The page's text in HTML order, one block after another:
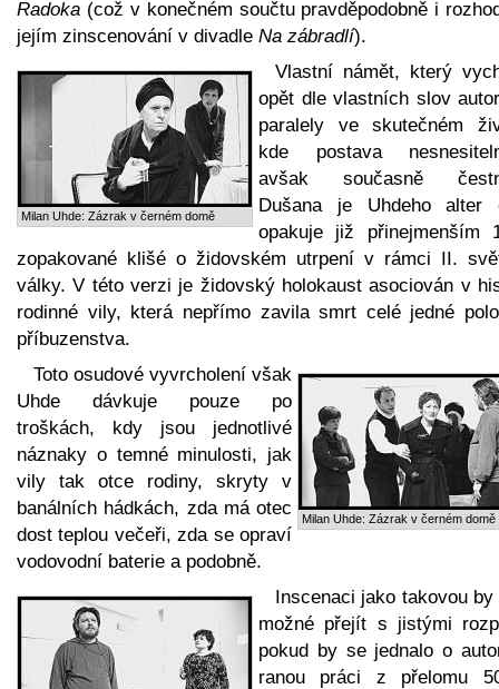
Radoka (což v konečném součtu pravděpodobně i
jejím zinscenování v divadle Na zábradlí).
Milan Uhde: Zázrak v černém domě
Vlastní námět, který
opět dle vlastních slov
paralely ve skutečném
kde postava
avšak současně
Dušana je Uhdeho alter
opakuje již přinejmenším
zopakované klišé o židovském utrpení v rámci II.
války. V této verzi je židovský holokaust asociován v
rodinné vily, která nepřímo zavila smrt celé jedné
příbuzenstva.
Milan Uhde: Zázrak v černém domě
Toto osudové vyvrcholení však
Uhde dávkuje pouze po
troškách, kdy jsou jednotlivé
náznaky o temné minulosti, jak
vily tak otce rodiny, skryty v
banálních hádkách, zda má otec
dost teplou večeři, zda se opraví
vodovodní baterie a podobně.
Inscenaci jako takovou by
možné přejít s jistými
pokud by se jednalo o
ranou práci z přelomu